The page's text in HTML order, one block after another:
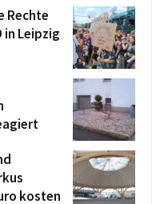
Rechte
in Leipzig
kosten